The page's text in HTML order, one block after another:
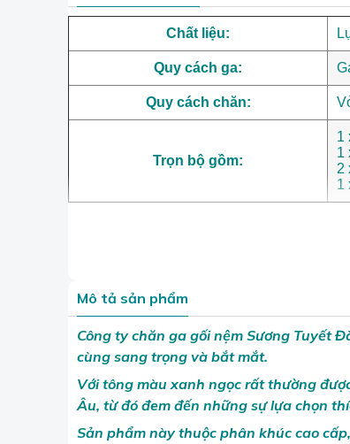
Chất liệu:
Quy cách ga:
Quy cách chăn:
Trọn bộ gồm:
1
1
2
1
Mô tả sản phẩm
Công ty chăn ga gối nệm Sương Tuyết
cùng sang trọng và bắt mắt.
Với tông màu xanh ngọc rất thường
Âu, từ đó đem đến những sự lựa chọn
Sản phẩm này thuộc phân khúc cao cấp,